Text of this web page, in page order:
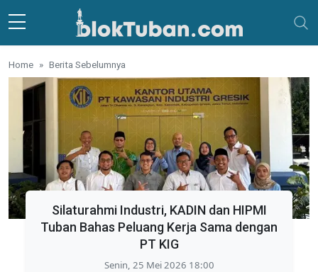
Skip to main content
Home Berita Sebelumnya
Silaturahmi Industri, KADIN dan HIPMI
Tuban Bahas Peluang Kerja Sama dengan
PT KIG
Senin, 25 Mei 2026 18:00